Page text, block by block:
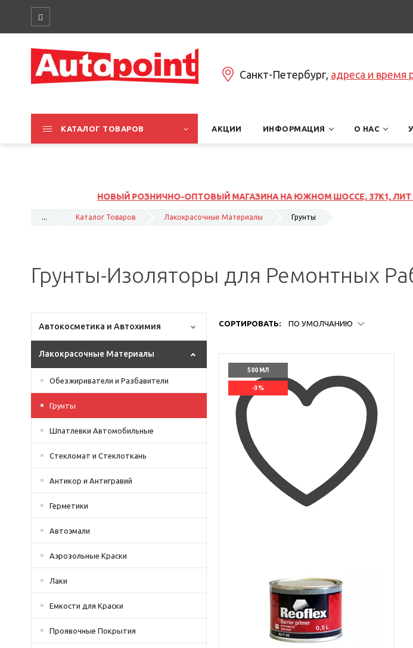
Санкт-Петербург, адреса и время
КАТАЛОГ ТОВАРОВ АКЦИИ ИНФОРМАЦИЯ О НАС
РОЗНИЧНО-ОПТОВЫЙ МАГАЗИНА НА ЮЖНОМ ШОССЕ, 37К1, ЛИТ Б
... Каталог Товаров Лакокрасочные Материалы Грунты
Грунты-Изоляторы для Ремонтных
Автокосметика и Автохимия
Лакокрасочные Материалы
Обезжириватели и Разбавители
Грунты
Шпатлевки Автомобильные
Стекломат и Стеклоткань
Антикор и Антигравий
Герметики
Автоэмали
Аэрозольные Краски
Лаки
Емкости для Краски
Проявочные Покрытия
СОРТИРОВАТЬ: ПО УМОЛЧАНИЮ
500 МЛ
-3%